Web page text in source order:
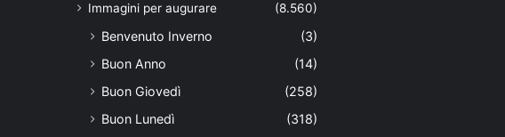
Immagini per augurare (8.560)
Benvenuto Inverno
(3)
Buon Anno
(14)
Buon Giovedì
(258)
Buon Lunedì
(318)